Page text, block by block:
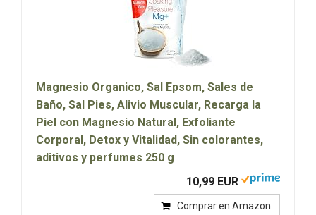
Magnesio Organico, Sal Epsom, Sales de
Baño, Sal Pies, Alivio Muscular, Recarga la
Piel con Magnesio Natural, Exfoliante
Corporal, Detox y Vitalidad, Sin colorantes,
aditivos y perfumes 250 g
10,99 EUR
Comprar en Amazon